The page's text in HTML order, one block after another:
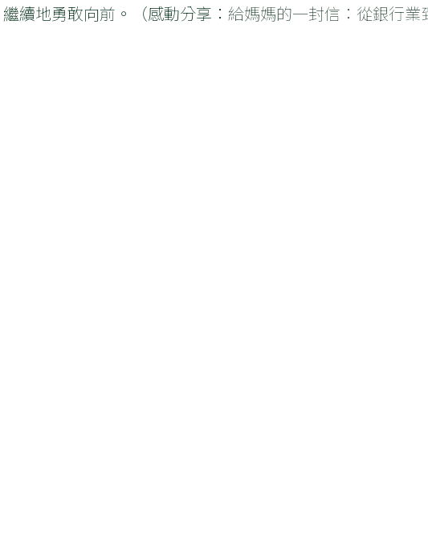
續地勇敢向前。（感動分享： 給媽媽的一封信：從銀行